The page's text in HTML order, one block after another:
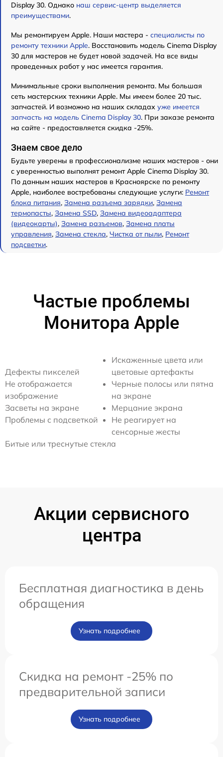
Display 30. Однако наш сервис-центр выделяется
преимуществами.
Мы ремонтируем Apple. Наши мастера - специалисты по
ремонту техники Apple. Восстановить модель Cinema Display
30 для мастеров не будет новой задачей. На все виды
проведенных работ у нас имеется гарантия.
Минимальные сроки выполнения ремонта. Мы большая
сеть мастерских техники Apple. Мы имеем более 20 тыс.
запчастей. И возможно на наших складах уже имеется
запчасть на модель Cinema Display 30. При заказе ремонта
на сайте - предоставляется скидка -25%.
Знаем свое дело
Будьте уверены в профессионализме наших мастеров - они
с уверенностью выполнят ремонт Apple Cinema Display 30.
По данным наших мастеров в Красноярске по ремонту
Apple, наиболее востребованы следующие услуги: Ремонт
блока питания, Замена разъема зарядки, Замена
термопасты, Замена SSD, Замена видеоадаптера
(видеокарты), Замена разъемов, Замена платы
управления, Замена стекла, Чистка от пыли, Ремонт
подсветки.
Частые проблемы
Монитора Apple
Дефекты пикселей
Не отображается
изображение
Засветы на экране
Проблемы с подсветкой
Искаженные цвета или
цветовые артефакты
Черные полосы или пятна
на экране
Мерцание экрана
Не реагирует на
сенсорные жесты
Битые или треснутые стекла
Акции сервисного
центра
Бесплатная диагностика в день
обращения
Узнать подробнее
Скидка на ремонт -25% по
предварительной записи
Узнать подробнее